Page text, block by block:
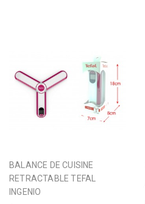
BALANCE DE CUISINE
RETRACTABLE TEFAL
INGENIO